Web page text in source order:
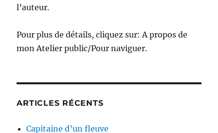
l’auteur.
Pour plus de détails, cliquez sur: A propos de
mon Atelier public/Pour naviguer.
ARTICLES RÉCENTS
Capitaine d’un fleuve